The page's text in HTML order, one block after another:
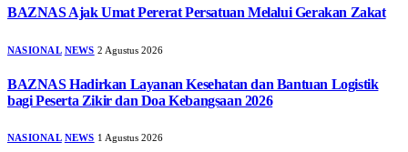
BAZNAS Ajak Umat Pererat Persatuan Melalui Gerakan Zakat
NASIONAL NEWS 2 Agustus 2026
BAZNAS Hadirkan Layanan Kesehatan dan Bantuan Logistik
bagi Peserta Zikir dan Doa Kebangsaan 2026
NASIONAL NEWS 1 Agustus 2026